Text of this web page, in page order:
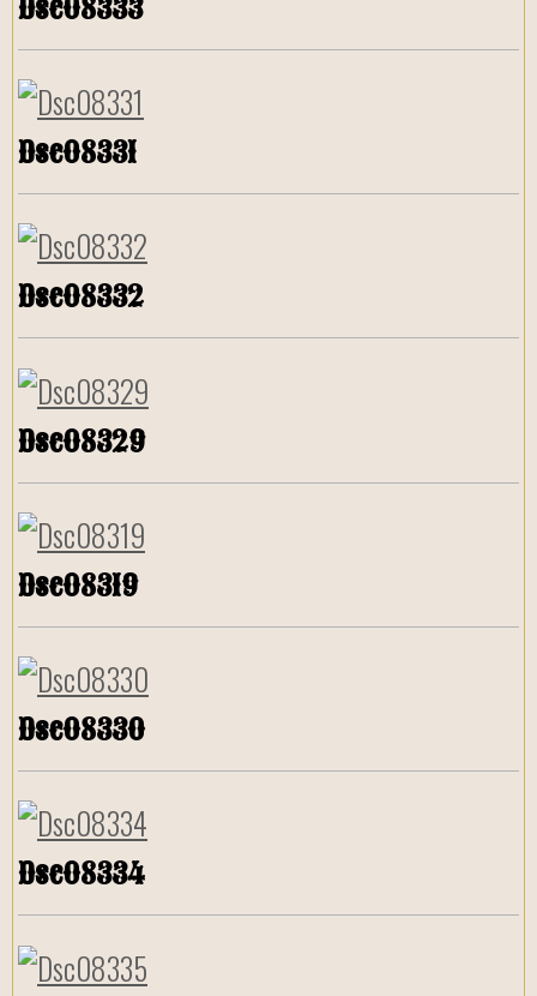
Dsc08331
Dsc08332
Dsc08329
Dsc08319
Dsc08330
Dsc08334